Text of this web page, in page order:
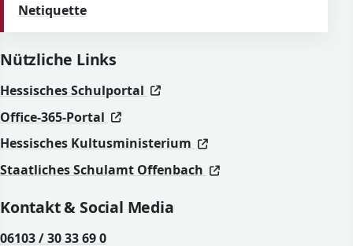
Netiquette
Nützliche Links
Hessisches Schulportal (öffnet in neuem Fenster)
(öffnet in neuem Fenster)
Office-365-Portal
(öffnet in neuem Fenster)
(öffnet in neuem Fenster)
Hessisches Kultusministerium
(öffnet in neuem
(öffnet in neuem
Staatliches Schulamt Offenbach
(öffnet in neuem
(öffnet in neuem
Kontakt & Social Media
06103 / 30 33 69 0